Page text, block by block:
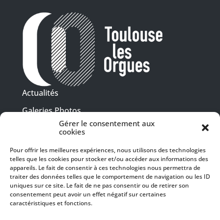
Gérer le consentement aux
cookies
Pour offrir les meilleures expériences, nous utilisons des technologies
telles que les cookies pour stocker et/ou accéder aux informations des
appareils. Le fait de consentir à ces technologies nous permettra de
traiter des données telles que le comportement de navigation ou les ID
uniques sur ce site. Le fait de ne pas consentir ou de retirer son
consentement peut avoir un effet négatif sur certaines
caractéristiques et fonctions.
Actualités
Galeries Photos
Vidéothèque
Presse
Billetterie
Recrutement
Mentions légales
Politique de confidentialité